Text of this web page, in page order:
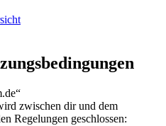
zwischen dir und dem
Regelungen geschlossen: